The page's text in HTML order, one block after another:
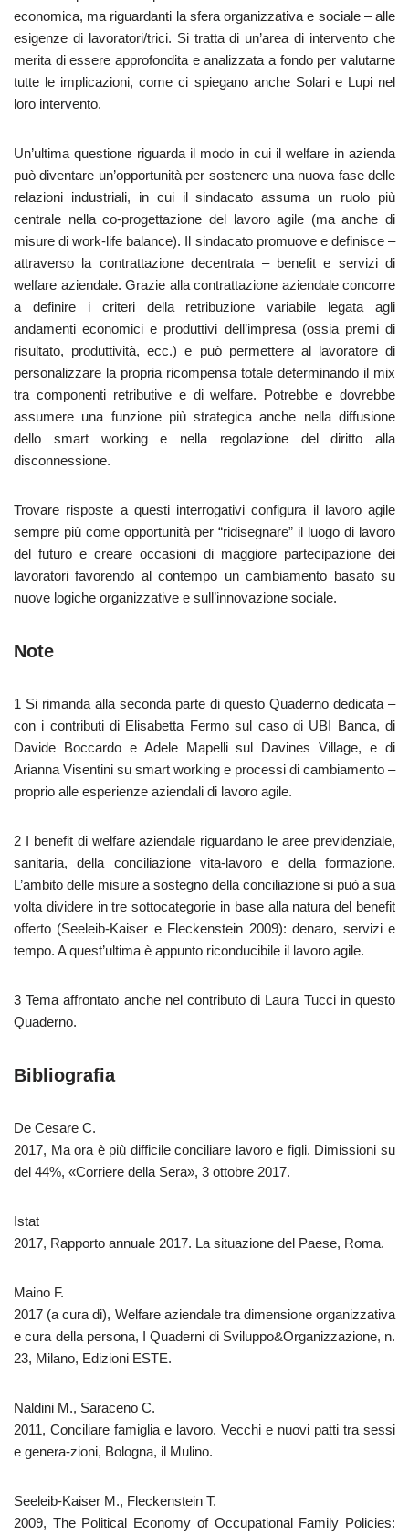
economica, ma riguardanti la sfera organizzativa e sociale – alle
esigenze di lavoratori/trici. Si tratta di un’area di intervento che
merita di essere approfondita e analizzata a fondo per valutarne
tutte le implicazioni, come ci spiegano anche Solari e Lupi nel
loro intervento.
Un’ultima questione riguarda il modo in cui il welfare in azienda
può diventare un’opportunità per sostenere una nuova fase delle
relazioni industriali, in cui il sindacato assuma un ruolo più
centrale nella co-progettazione del lavoro agile (ma anche di
misure di work-life balance). Il sindacato promuove e definisce –
attraverso la contrattazione decentrata – benefit e servizi di
welfare aziendale. Grazie alla contrattazione aziendale concorre
a definire i criteri della retribuzione variabile legata agli
andamenti economici e produttivi dell’impresa (ossia premi di
risultato, produttività, ecc.) e può permettere al lavoratore di
personalizzare la propria ricompensa totale determinando il mix
tra componenti retributive e di welfare. Potrebbe e dovrebbe
assumere una funzione più strategica anche nella diffusione
dello smart working e nella regolazione del diritto alla
disconnessione.
Trovare risposte a questi interrogativi configura il lavoro agile
sempre più come opportunità per “ridisegnare” il luogo di lavoro
del futuro e creare occasioni di maggiore partecipazione dei
lavoratori favorendo al contempo un cambiamento basato su
nuove logiche organizzative e sull’innovazione sociale.
Note
1 Si rimanda alla seconda parte di questo Quaderno dedicata –
con i contributi di Elisabetta Fermo sul caso di UBI Banca, di
Davide Boccardo e Adele Mapelli sul Davines Village, e di
Arianna Visentini su smart working e processi di cambiamento –
proprio alle esperienze aziendali di lavoro agile.
2 I benefit di welfare aziendale riguardano le aree previdenziale,
sanitaria, della conciliazione vita-lavoro e della formazione.
L’ambito delle misure a sostegno della conciliazione si può a sua
volta dividere in tre sottocategorie in base alla natura del benefit
offerto (Seeleib-Kaiser e Fleckenstein 2009): denaro, servizi e
tempo. A quest’ultima è appunto riconducibile il lavoro agile.
3 Tema affrontato anche nel contributo di Laura Tucci in questo
Quaderno.
Bibliografia
De Cesare C.
2017, Ma ora è più difficile conciliare lavoro e figli. Dimissioni su
del 44%, «Corriere della Sera», 3 ottobre 2017.
Istat
2017, Rapporto annuale 2017. La situazione del Paese, Roma.
Maino F.
2017 (a cura di), Welfare aziendale tra dimensione organizzativa
e cura della persona, I Quaderni di Sviluppo&Organizzazione, n.
23, Milano, Edizioni ESTE.
Naldini M., Saraceno C.
2011, Conciliare famiglia e lavoro. Vecchi e nuovi patti tra sessi
e genera-zioni, Bologna, il Mulino.
Seeleib-Kaiser M., Fleckenstein T.
2009, The Political Economy of Occupational Family Policies: